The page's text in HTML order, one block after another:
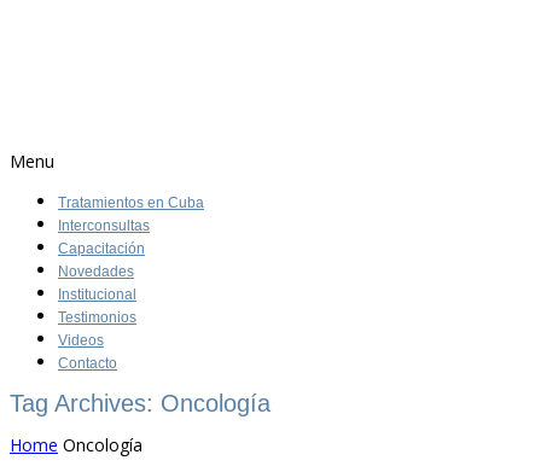
Menu
Tratamientos en Cuba
Interconsultas
Capacitación
Novedades
Institucional
Testimonios
Videos
Contacto
Tag Archives: Oncología
Home Oncología